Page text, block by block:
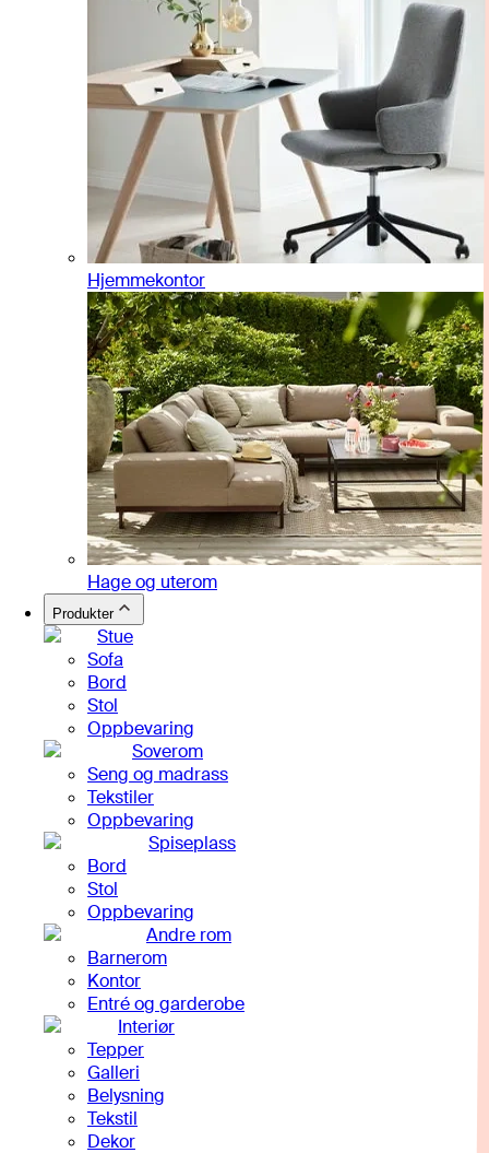
Hjemmekontor
Hage og uterom
Produkter
Stue
Sofa
Bord
Stol
Oppbevaring
Soverom
Seng og madrass
Tekstiler
Oppbevaring
Spiseplass
Bord
Stol
Oppbevaring
Andre rom
Barnerom
Kontor
Entré og garderobe
Interiør
Tepper
Galleri
Belysning
Tekstil
Dekor